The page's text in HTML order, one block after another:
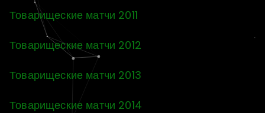
Товарищеские матчи 2011
Товарищеские матчи 2012
Товарищеские матчи 2013
Товарищеские матчи 2014